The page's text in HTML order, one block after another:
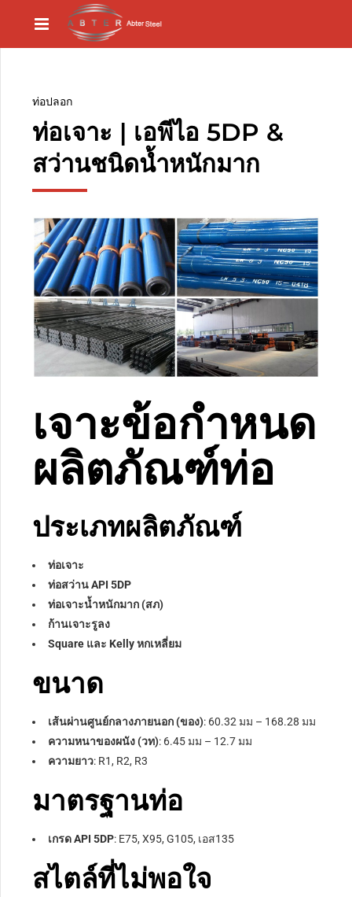
ท่อปลอก
ท่อเจาะ | เอพีไอ 5DP &
สว่านชนิดน้ำหนักมาก
เจาะข้อกำหนด
ผลิตภัณฑ์ท่อ
ประเภทผลิตภัณฑ์
ท่อเจาะ
ท่อสว่าน API 5DP
ท่อเจาะน้ำหนักมาก (สภ)
ก้านเจาะรูลง
Square และ Kelly หกเหลี่ยม
ขนาด
เส้นผ่านศูนย์กลางภายนอก (ของ): 60.32 มม – 168.28 มม
ความหนาของผนัง (วท): 6.45 มม – 12.7 มม
ความยาว: R1, R2, R3
มาตรฐานท่อ
เกรด API 5DP: E75, X95, G105, เอส135
สไตล์ที่ไม่พอใจ